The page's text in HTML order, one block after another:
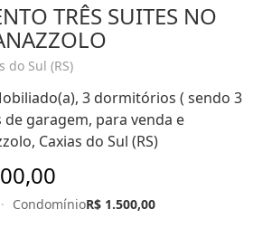
TRÊS SUITES NO
do Sul (RS)
3 dormitórios ( sendo 3
de garagem, para venda e
Caxias do Sul (RS)
· CondomínioR$ 1.500,00